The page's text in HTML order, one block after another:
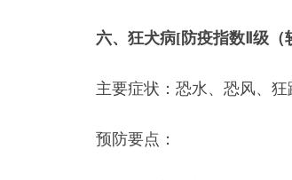
六、狂犬病[防疫指数Ⅱ级（
主要症状：恐水、恐风、狂
预防要点：